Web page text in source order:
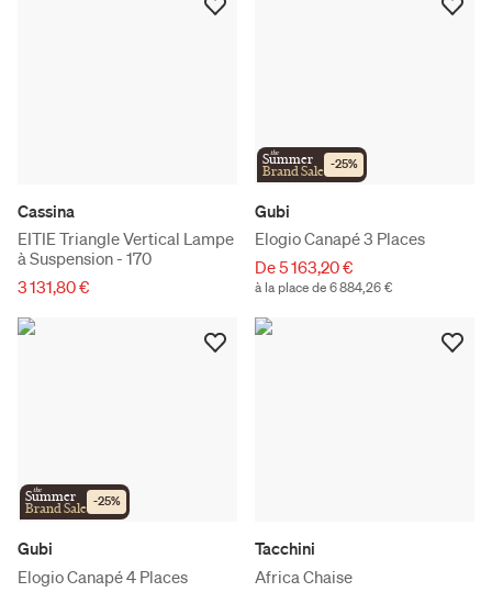
Cassina
EITIE Triangle Vertical Lampe
à Suspension - 170
3 131,80 €
the
Summer
Brand Sale -25%
Gubi
Elogio Canapé 3 Places
De 5 163,20 €
à la place de 6 884,26 €
the
Summer
Brand Sale -25%
Gubi
Elogio Canapé 4 Places
Tacchini
Africa Chaise